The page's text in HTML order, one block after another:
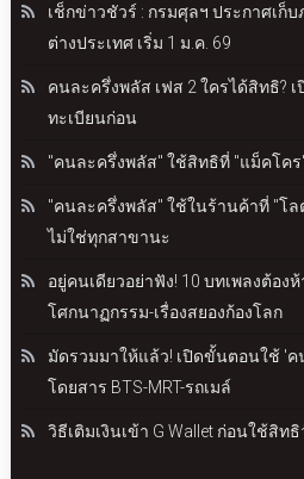
เช็กข่าวชัวร์ : กรมศุลฯ ประกาศเก็
ต่างประเทศ เริ่ม 1 ม.ค. 69
คนละครึ่งพลัส เฟส 2 ใครได้สิทธิ?
ทะเบียนก่อน
"คนละครึ่งพลัส" ใช้สิทธิที่ "แม็คโคร
"คนละครึ่งพลัส" ใช้ในร้านค้าที่ "โล
ไม่ใช่ทุกสาขานะ
อยู่คนเดียวอย่าฟัง! 10 บทเพลงต้องห้
โศกนาฏกรรม-เรื่องสยองก้องโลก
มัดรวมมาให้แล้ว! เปิดขั้นตอนใช้ 'ค
โดยสาร BTS-MRT-รถเมล์
วิธีเติมเงินเข้า G Wallet ก่อนใช้สิ